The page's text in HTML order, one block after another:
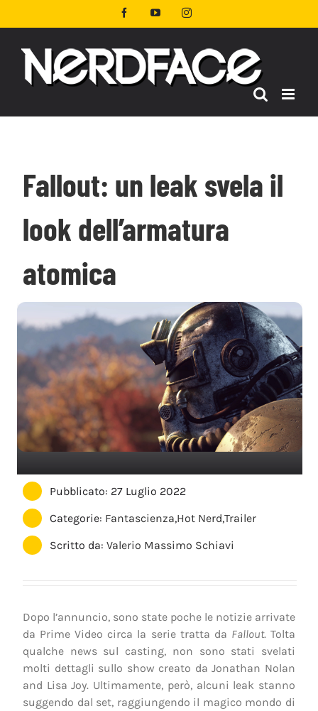
al
FacebookYouTubeInstagram
Fallout: un leak svela il
look dell’armatura
atomica
Pubblicato: 27 Luglio 2022
Categorie: Fantascienza,Hot Nerd,Trailer
Scritto da:Valerio Massimo Schiavi
Dopo l’annuncio, sono state poche le notizie arrivate
da Prime Video circa la serie tratta da Fallout. Tolta
qualche news sul casting, non sono stati svelati
molti dettagli sullo show creato da Jonathan Nolan
and Lisa Joy. Ultimamente, però, alcuni leak stanno
suggendo dal set, raggiungendo il magico mondo di